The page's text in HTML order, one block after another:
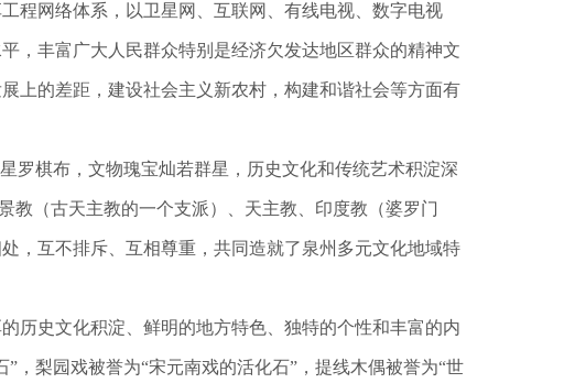
程网络体系，以卫星网、互联网、有线电视、数字电视
，丰富广大人民群众特别是经济欠发达地区群众的精神文
上的差距，建设社会主义新农村，构建和谐社会等方面有
罗棋布，文物瑰宝灿若群星，历史文化和传统艺术积淀深
教（古天主教的一个支派）、天主教、印度教（婆罗门
，互不排斥、互相尊重，共同造就了泉州多元文化地域特
历史文化积淀、鲜明的地方特色、独特的个性和丰富的内
，梨园戏被誉为“宋元南戏的活化石”，提线木偶被誉为“世